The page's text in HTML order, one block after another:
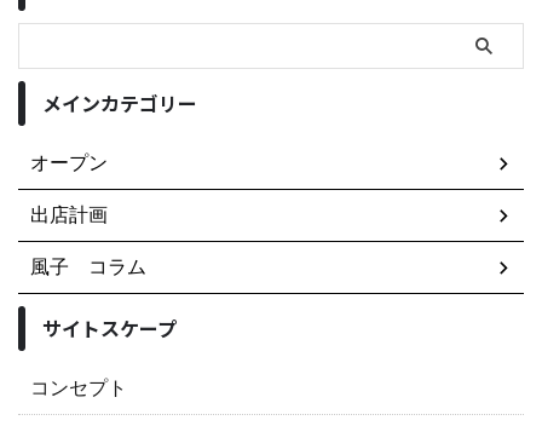
メインカテゴリー
オープン
出店計画
風子 コラム
サイトスケープ
コンセプト